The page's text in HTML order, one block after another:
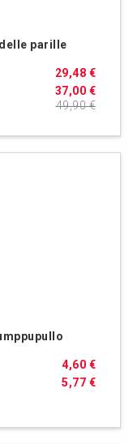
parille
37,00 €
29,48 €
49,90 €
5,77 €
4,60 €